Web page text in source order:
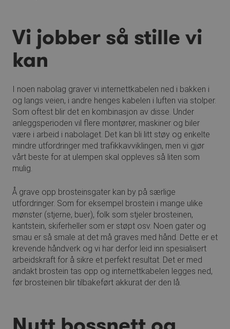
Vi jobber så stille vi
kan
I noen nabolag graver vi internettkabelen ned i bakken i
og langs veien, i andre henges kabelen i luften via stolper.
Som oftest blir det en kombinasjon av disse. Under
anleggsperioden vil flere montører, maskiner og biler
være i arbeid i nabolaget. Det kan bli litt støy og enkelte
mindre utfordringer med trafikkavviklingen, men vi gjør
vårt beste for at ulempen skal oppleves så liten som
mulig.
Å grave opp brosteinsgater kan by på særlige
utfordringer. Som for eksempel brostein i mange ulike
mønster (stjerne, buer), folk som stjeler brosteinen,
kantstein, skiferheller som er støpt osv. Noen gater og
smau er så smale at det må graves med hånd. Dette er et
krevende håndverk og vi har derfor leid inn spesialisert
arbeidskraft for å sikre et perfekt resultat. Det er med
andakt brostein tas opp og internettkabelen legges ned,
før brosteinen blir tilbakeført akkurat der den lå.